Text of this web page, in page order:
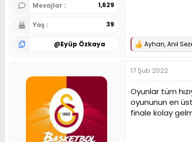
Mesajlar 1,629
Yaş 39
@Eyüp Özkaya
T
k
i
l
e
r
:
Ayhan,Anıl
17 Şub 2022
Oyunlar tüm
oyununun en
finale kolay